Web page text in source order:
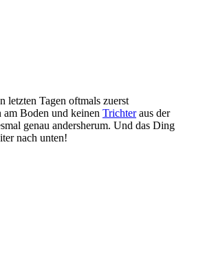
letzten Tagen oftmals zuerst
Boden und keinen Trichteraus der
genau andersherum. Und das Ding
nach unten!